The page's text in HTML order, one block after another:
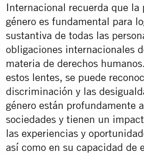
Internacional recuerda que la
género es fundamental para
sustantiva de todas las
obligaciones internacionales
materia de derechos
estos lentes, se puede
discriminación y las
género están profundamente
sociedades y tienen un
las experiencias y
así como en su capacidad de